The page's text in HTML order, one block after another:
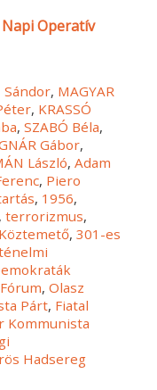
Operatív
Sándor, MAGYAR
, KRASSÓ
,SZABÓ Béla,
Gábor,
László,Adam
, Piero
, 1956,
,terrorizmus,
,301-es
,Olasz
Párt, Fiatal
Kommunista
Hadsereg